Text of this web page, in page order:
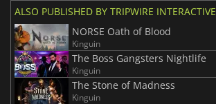
ALSO PUBLISHED BY TRIPWIRE INTERACTIVE
NORSE Oath of Blood
Kinguin
The Boss Gangsters Nightlife
Kinguin
The Stone of Madness
Kinguin